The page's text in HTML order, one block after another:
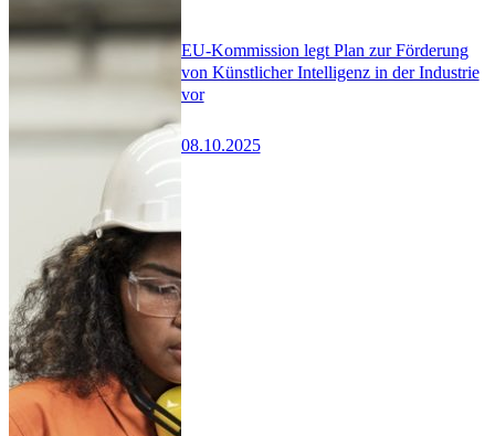
EU-Kommission legt Plan zur Förderung
von Künstlicher Intelligenz in der Industrie
vor
08.10.2025